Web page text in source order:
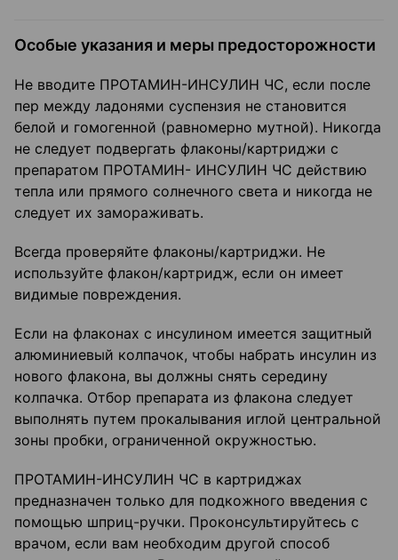
Особые указания и меры предосторожности
Не вводите ПРОТАМИН-ИНСУЛИН ЧС, если после
пер между ладонями суспензия не становится
белой и гомогенной (равномерно мутной). Никогда
не следует подвергать флаконы/картриджи с
препаратом ПРОТАМИН- ИНСУЛИН ЧС действию
тепла или прямого солнечного света и никогда не
следует их замораживать.
Всегда проверяйте флаконы/картриджи. Не
используйте флакон/картридж, если он имеет
видимые повреждения.
Если на флаконах с инсулином имеется защитный
алюминиевый колпачок, чтобы набрать инсулин из
нового флакона, вы должны снять середину
колпачка. Отбор препарата из флакона следует
выполнять путем прокалывания иглой центральной
зоны пробки, ограниченной окружностью.
ПРОТАМИН-ИНСУЛИН ЧС в картриджах
предназначен только для подкожного введения с
помощью шприц-ручки. Проконсультируйтесь с
врачом, если вам необходим другой способ